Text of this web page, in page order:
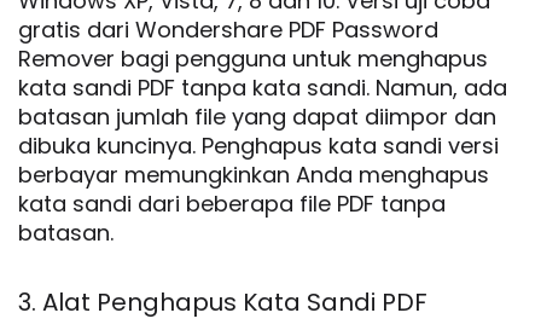
gratis dari Wondershare PDF Password
Remover bagi pengguna untuk menghapus
kata sandi PDF tanpa kata sandi. Namun, ada
batasan jumlah file yang dapat diimpor dan
dibuka kuncinya. Penghapus kata sandi versi
berbayar memungkinkan Anda menghapus
kata sandi dari beberapa file PDF tanpa
batasan.
3. Alat Penghapus Kata Sandi PDF